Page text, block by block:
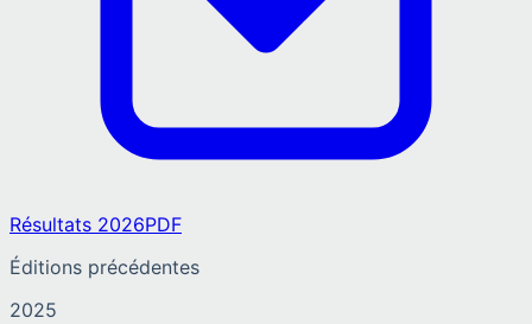
Résultats 2026PDF
Éditions précédentes
2025